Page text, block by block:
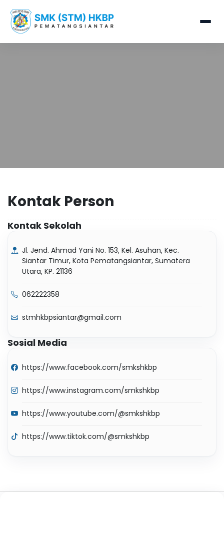
Kontak Person
Kontak Sekolah
Jl. Jend. Ahmad Yani No. 153, Kel. Asuhan, Kec.
Siantar Timur, Kota Pematangsiantar, Sumatera
Utara, KP. 21136
062222358
stmhkbpsiantar@gmail.com
Sosial Media
https://www.facebook.com/smkshkbp
https://www.instagram.com/smkshkbp
https://www.youtube.com/@smkshkbp
https://www.tiktok.com/@smkshkbp